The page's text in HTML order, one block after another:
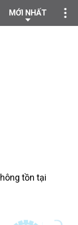
MỚI NHẤT
tồn tại